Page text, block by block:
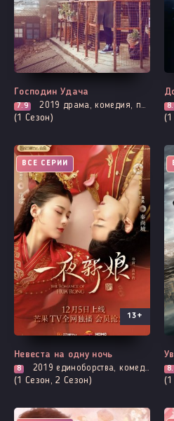
Господин Удача
7.9 2019 драма, комедия, повседневность, романтика
(1 Сезон) (1
ВСЕ СЕРИИ
13+
Невеста на одну ночь
8 2019 единоборства, комедия, мелодрама, романтика
(1 Сезон, 2 Сезон) (1